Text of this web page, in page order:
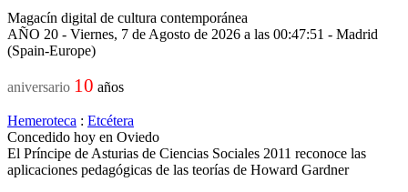
Magacín digital de cultura contemporánea
AÑO 20 - Viernes, 7 de Agosto de 2026 a las 00:47:51 - Madrid
(Spain-Europe)
aniversario 10 años
Hemeroteca : Etcétera
Concedido hoy en Oviedo
El Príncipe de Asturias de Ciencias Sociales 2011 reconoce las
aplicaciones pedagógicas de las teorías de Howard Gardner